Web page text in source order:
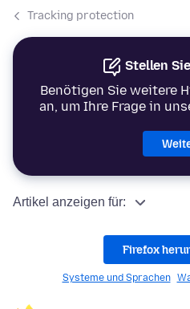
Tracking protection
Stellen
Benötigen Sie weitere
an, um Ihre Frage in
Artikel anzeigen für:
Firefox
Systeme und Sprachen